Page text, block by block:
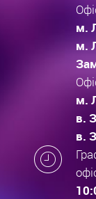
м.
м.
м.
в.
в.